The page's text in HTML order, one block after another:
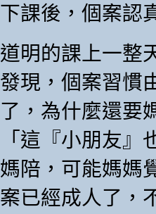
下課後，個案認
道明的課上一整
發現，個案習慣
了，為什麼還要
「這『小朋友
媽陪，可能媽
案已經成人了，